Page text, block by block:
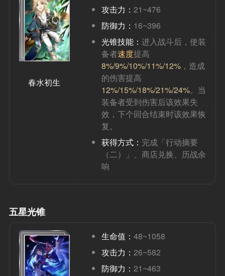
春水初生
攻击力：21~476
防御力： 16~396
光锥技能：进入战斗后，使装
备者速度提高
8%/9%/10%/11%/12% ，造成
的伤害提高
12%/15%/18%/21%/24%。当
装备者受到伤害后该效果失
效，下个回合结束时该效果恢
复。
获得方式： 完成「行动摘要
（二）」、商店兑换、历战余
响
五星光锥
生命值：48~1058
攻击力：26~582
防御力：21~463